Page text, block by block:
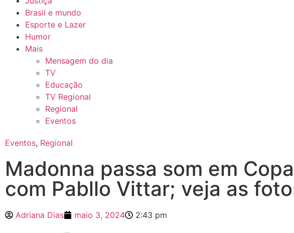
Brasil e mundo
Esporte e Lazer
Humor
Mais
Mensagem do dia
TV
Educação
TV Regional
Regional
Eventos
Eventos, Regional
Madonna passa som em
com Pabllo Vittar; veja as
Adriana Dias maio 3, 2024 2:43 pm